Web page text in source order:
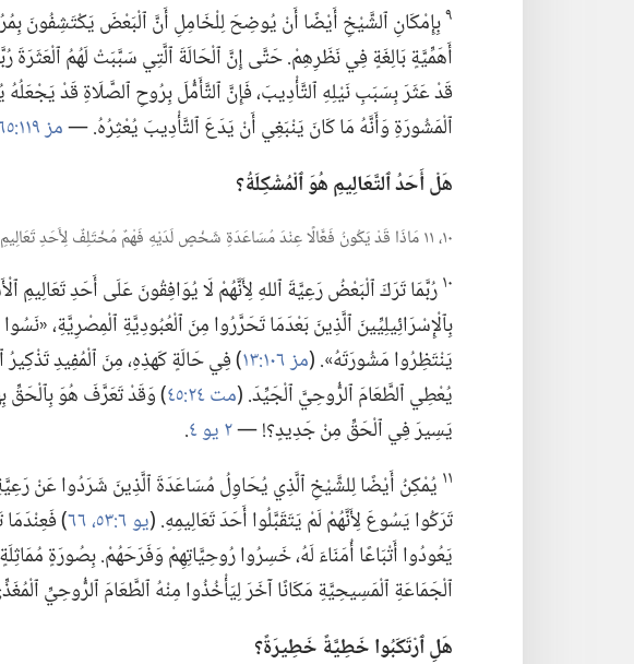
٩بِإِمْكَانِ ٱلشَّيْخِ أَيْضًا أَنْ يُوضِحَ لِلْخَامِلِ أَنَّ ٱلْبَعْضَ يَكْتَشِفُونَ
أَهَمِّيَّةٍ بَالِغَةٍ فِي نَظَرِهِمْ.‏ حَتَّى إِنَّ ٱلْحَالَةَ ٱلَّتِي سَبَّبَتْ لَهُمُ ٱلْعَثَرَةَ
قَدْ عَثَرَ بِسَبَبِ نَيْلِهِ ٱلتَّأْدِيبَ،‏ فَإِنَّ ٱلتَّأَمُّلَ بِرُوحِ ٱلصَّلَاةِ قَدْ
ٱلْمَشُورَةِ وَأَنَّهُ مَا كَانَ يَنْبَغِي أَنْ يَدَعَ ٱلتَّأْدِيبَ يُعْثِرُهُ.‏ —‏مز ١١٩:‏١٦٥؛‏
هَلْ أَحَدُ ٱلتَّعَالِيمِهُوَٱلْمُشْكِلَةُ؟‏
١٠،‏ ١١ مَاذَا قَدْ يَكُونُ فَعَّالًا عِنْدَ مُسَاعَدَةِ شَخْصٍ لَدَيْهِ فَهْمٌ مُخْتَلِفٌ لِأَحَدِ تَعَالِيمِ ٱلْكِتَابِ ٱلْمُقَدَّسِ؟‏
١٠رُبَّمَا تَرَكَ ٱلْبَعْضُ رَعِيَّةَ ٱللهِ لِأَنَّهُمْ لَا يُوَافِقُونَ عَلَى أَحَدِ تَعَالِيمِ
بِٱلْإِسْرَائِيلِيِّينَ ٱلَّذِينَ بَعْدَمَا تَحَرَّرُوا مِنَ ٱلْعُبُودِيَّةِ ٱلْمِصْرِيَّةِ،‏
يَنْتَظِرُوا مَشُورَتَهُ».‏ (‏مز ١٠٦:‏١٣
‏)‏ فِي حَالَةٍ كَهذِهِ،‏ مِنَ ٱلْمُفِيدِ تَذْكِيرُ
يُعْطِي ٱلطَّعَامَ ٱلرُّوحِيَّ ٱلْجَيِّدَ.‏ (‏مت ٢٤:‏٤٥
‏)‏ وَقَدْ تَعَرَّفَ هُوَ بِٱلْحَقِّ
يَسِيرَ فِي ٱلْحَقِّ مِنْ جَدِيدٍ؟‏!‏ —‏٢ يو ٤ ‏.‏
١١ يُمْكِنُ أَيْضًا لِلشَّيْخِ ٱلَّذِي يُحَاوِلُ مُسَاعَدَةَ ٱلَّذِينَ شَرَدُوا عَنْ رَعِيَّةِ
تَرَكُوا يَسُوعَ لِأَنَّهُمْ لَمْ يَتَقَبَّلُوا أَحَدَ تَعَالِيمِهِ.‏ (‏يو ٦:‏٥٣،‏
‏)‏
يَعُودُوا أَتْبَاعًا أُمَنَاءَ لَهُ،‏ خَسِرُوا رُوحِيَّاتِهِمْ وَفَرَحَهُمْ.‏ بِصُورَةٍ
ٱلْجَمَاعَةِ ٱلْمَسِيحِيَّةِ مَكَانًا آخَرَ لِيَأْخُذُوا مِنْهُ ٱلطَّعَامَ ٱلرُّوحِيِّ
هَلِ ٱرْتَكَبُوا خَطِيَّةً خَطِيرَةً؟‏